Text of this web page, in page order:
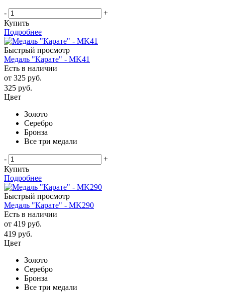
-
+
Купить
Подробнее
Быстрый просмотр
Медаль "Карате" - MK41
Есть в наличии
от 325 руб.
325 руб.
Цвет
Золото
Серебро
Бронза
Все три медали
-
+
Купить
Подробнее
Быстрый просмотр
Медаль "Карате" - MK290
Есть в наличии
от 419 руб.
419 руб.
Цвет
Золото
Серебро
Бронза
Все три медали